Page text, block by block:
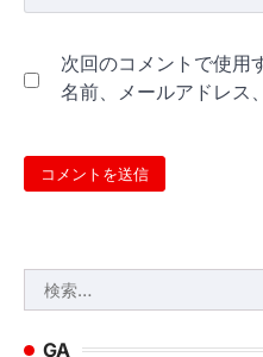
次回のコメントで使用
名前、メールアドレス
索:
GA